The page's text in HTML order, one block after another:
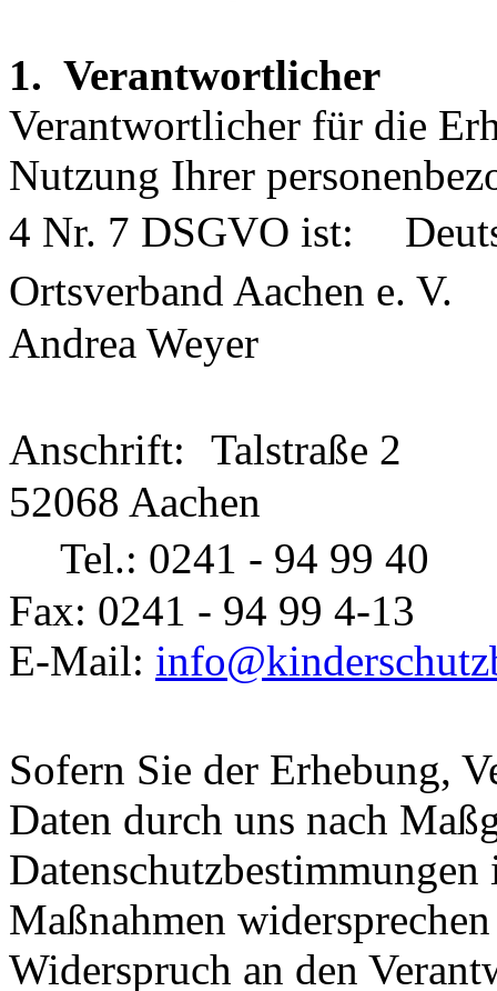
1. Verantwortlicher
Verantwortlicher für die
Nutzung Ihrer
4 Nr. 7 DSGVO ist:
Ortsverband Aachen e. V.
Andrea Weyer
Anschrift: Talstraße 2
52068 Aachen
Tel.: 0241 - 94 99 40
Fax: 0241 - 94 99 4-13
E-Mail:
Sofern Sie der Erhebung,
Daten durch uns nach
Maßnahmen
Widerspruch an den